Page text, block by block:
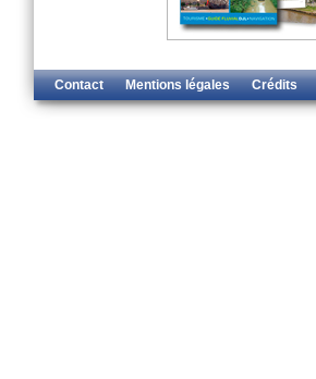
Contact Mentions légales Crédits